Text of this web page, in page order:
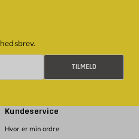
TILMELD
Kundeservice
Hvor er min ordre